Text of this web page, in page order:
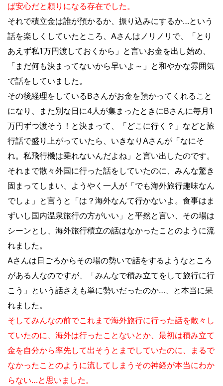
ば安心だと頼りになる存在でした。
それで積立金は誰が預かるか、振り込みにするか…という
話を楽しくしていたところ、Aさんはノリノリで、「とり
あえず私1万円渡しておくから」と言いお金を出し始め、
「まだ何も決まってないから早いよ～」と和やかな雰囲気
で話をしていました。
その後経理をしているBさんがお金を預かってくれること
になり、また別な日に4人が集まったときにBさんに毎月1
万円ずつ渡そう！と決まって、「どこに行く？」などと旅
行話で盛り上がっていたら、いきなりAさんが「なにそ
れ。私飛行機は乗れないんだよね」と言い出したのです。
それまで散々外国に行った話をしていたのに、みんな驚き
固まってしまい、ようやく一人が「でも海外旅行趣味なん
でしょ」と言うと「は？海外なんて行かないよ。食事はま
ずいし国内温泉旅行の方がいい」と平然と言い、その場は
シーンとし、海外旅行積立の話はなかったことのように流
れました。
Aさんは日ごろからその場の勢いで話をするようなところ
がある人なのですが、「みんなで積み立てをして旅行に行
こう」という話さえも単に勢いだったのか…、と本当に呆
れました。
そしてみんなの前でこれまで海外旅行に行った話を散々し
ていたのに、海外は行ったことないとか、最初は積み立て
金を自分から率先して出そうとまでしていたのに、まるで
なかったことのように流してしまうその神経が本当にわか
らない…と思いました。